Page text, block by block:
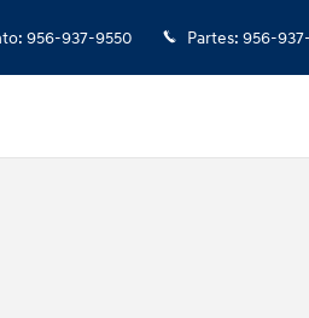
: 956-937-9550 Partes: 956-